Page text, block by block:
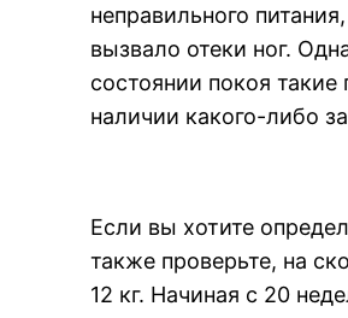
неправильного
вызвало отеки ног.
состоянии покоя
наличии какого-либо
Если вы хотите
также проверьте, на
12 кг. Начиная с 20